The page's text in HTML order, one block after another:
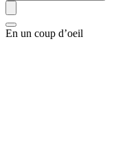
En un coup d’oeil